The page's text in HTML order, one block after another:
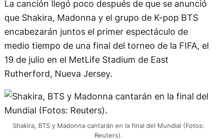
La canción llegó poco después de que se anunció
que Shakira, Madonna y el grupo de K-pop BTS
encabezarán juntos el primer espectáculo de
medio tiempo de una final del torneo de la FIFA, el
19 de julio en el MetLife Stadium de East
Rutherford, Nueva Jersey.
Shakira, BTS y Madonna cantarán en la final del Mundial (Fotos:
Reuters).